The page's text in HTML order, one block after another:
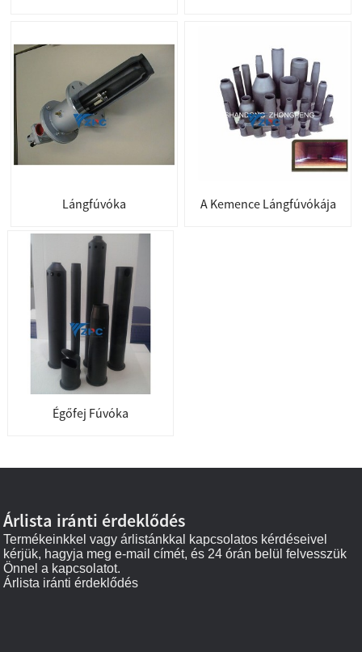
Lángfúvóka A Kemence Lángfúvókája
Égőfej Fúvóka
Árlista iránti érdeklődés
Termékeinkkel vagy árlistánkkal kapcsolatos kérdéseivel
kérjük, hagyja meg e-mail címét, és 24 órán belül felvesszük
Önnel a kapcsolatot.
Árlista iránti érdeklődés